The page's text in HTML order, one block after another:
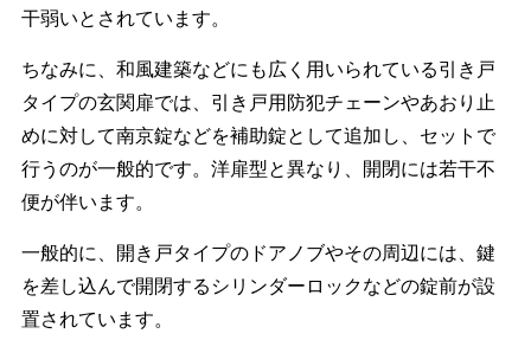
干弱いとされています。
ちなみに、和風建築などにも広く用いられている引き戸
タイプの玄関扉では、引き戸用防犯チェーンやあおり止
めに対して南京錠などを補助錠として追加し、セットで
行うのが一般的です。洋扉型と異なり、開閉には若干不
便が伴います。
一般的に、開き戸タイプのドアノブやその周辺には、鍵
を差し込んで開閉するシリンダーロックなどの錠前が設
置されています。